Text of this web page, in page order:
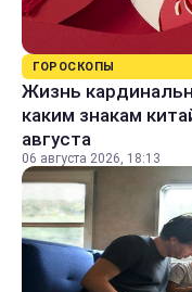
ГОРОСКОПЫ
Жизнь
каким знакам
августа
06 августа 2026, 18:13